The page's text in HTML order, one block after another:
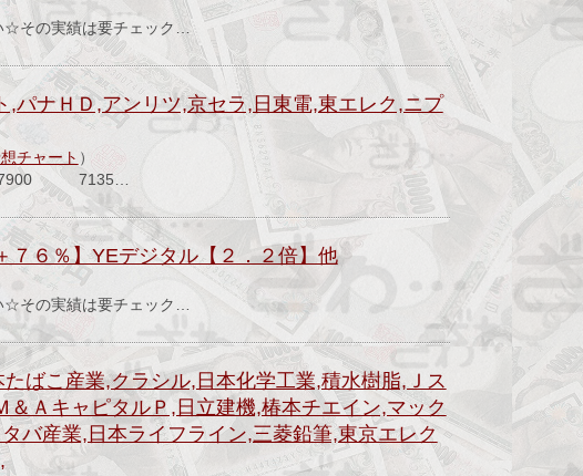
☆その実績は要チェック…
ナＨＤ,アンリツ,京セラ,日東電,東エレク,ニプ
チャート ）
7135…
７６％】YEデジタル【２．２倍】他
その実績は要チェック…
ばこ産業,クラシル,日本化学工業,積水樹脂,Ｊス
ＡキャピタルＰ,日立建機,椿本チエイン,マック
バ産業,日本ライフライン,三菱鉛筆,東京エレク